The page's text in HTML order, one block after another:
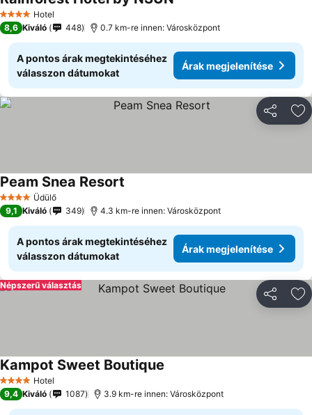
4 KategóriaHotel
8,6 Kiváló 448 0.7 km-re innen: Városközpont
A pontos árak megtekintéséhez
válasszon dátumokat
Árak megjelenítése
4 KategóriaÜdülő
Peam Snea Resort
9,1 Kiváló 349 4.3 km-re innen: Városközpont
A pontos árak megtekintéséhez
válasszon dátumokat
Árak megjelenítése
Népszerű választás
4 KategóriaHotel
Kampot Sweet Boutique
9,4 Kiváló 1087 3.9 km-re innen: Városközpont